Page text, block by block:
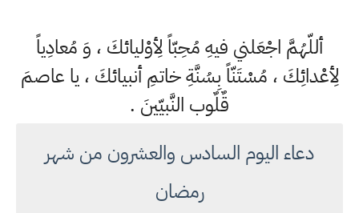
أللّهُمَّ اجْعَلني فيهِ مُحِبّاً لِأوْليائكَ ، وَ مُعادِياً
لِأعْدائِكَ ، مُسْتَنّاً بِسُنَّةِ خاتمِ أنبيائكَ ، يا عاصمَ
قٌلٌوب النَّبيّينَ .
دعاء اليوم السادس والعشرون من شهر
رمضان